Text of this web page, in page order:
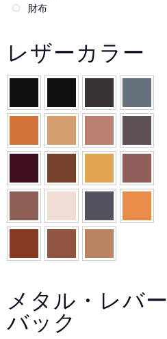
財布
レザーカラー
メタル・レバー
バック